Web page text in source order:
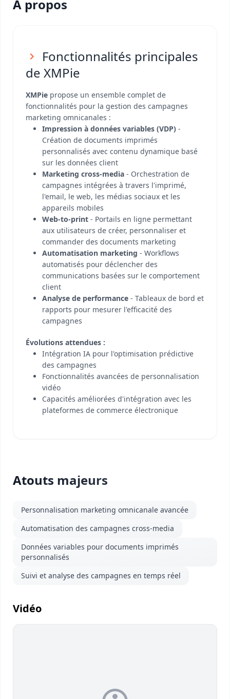
A propos
Fonctionnalités principales
de XMPie
XMPie propose un ensemble complet de
fonctionnalités pour la gestion des campagnes
marketing omnicanales :
Impression à données variables (VDP) -
Création de documents imprimés
personnalisés avec contenu dynamique basé
sur les données client
Marketing cross-media - Orchestration de
campagnes intégrées à travers l'imprimé,
l'email, le web, les médias sociaux et les
appareils mobiles
Web-to-print - Portails en ligne permettant
aux utilisateurs de créer, personnaliser et
commander des documents marketing
Automatisation marketing - Workflows
automatisés pour déclencher des
communications basées sur le comportement
client
Analyse de performance - Tableaux de bord et
rapports pour mesurer l'efficacité des
campagnes
Évolutions attendues :
Intégration IA pour l'optimisation prédictive
des campagnes
Fonctionnalités avancées de personnalisation
vidéo
Capacités améliorées d'intégration avec les
plateformes de commerce électronique
Atouts majeurs
Personnalisation marketing omnicanale avancée
Automatisation des campagnes cross-media
Données variables pour documents imprimés
personnalisés
Suivi et analyse des campagnes en temps réel
Vidéo